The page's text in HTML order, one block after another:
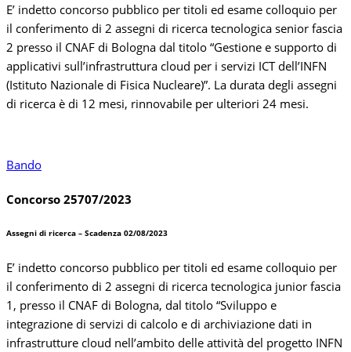
E’ indetto concorso pubblico per titoli ed esame colloquio per
il conferimento di 2 assegni di ricerca tecnologica senior fascia
2 presso il CNAF di Bologna dal titolo “Gestione e supporto di
applicativi sull’infrastruttura cloud per i servizi ICT dell’INFN
(Istituto Nazionale di Fisica Nucleare)”. La durata degli assegni
di ricerca è di 12 mesi, rinnovabile per ulteriori 24 mesi.
Bando
Concorso 25707/2023
Assegni di ricerca – Scadenza 02/08/2023
E’ indetto concorso pubblico per titoli ed esame colloquio per
il conferimento di 2 assegni di ricerca tecnologica junior fascia
1, presso il CNAF di Bologna, dal titolo “Sviluppo e
integrazione di servizi di calcolo e di archiviazione dati in
infrastrutture cloud nell’ambito delle attività del progetto INFN